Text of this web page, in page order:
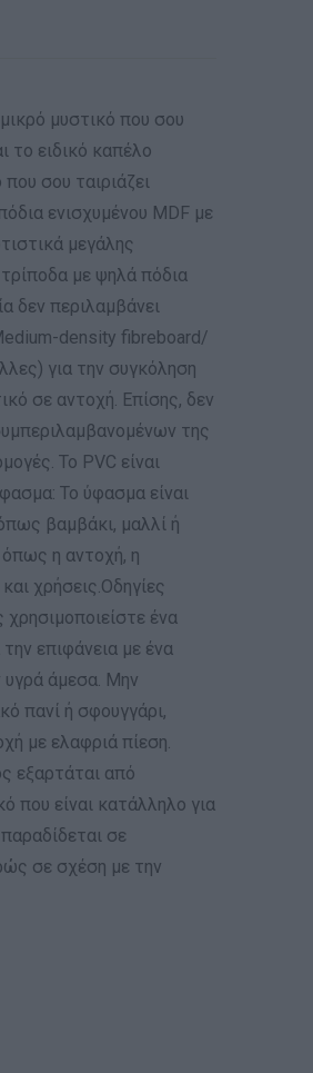
μυστικό που σου
το ειδικό καπέλο
σου ταιριάζει
ενισχυμένου MDF με
μεγάλης
με ψηλά πόδια
δεν περιλαμβάνει
density fibreboard/
για την συγκόληση
σε αντοχή. Επίσης, δεν
της
Το PVC είναι
Το ύφασμα είναι
βαμβάκι, μαλλί ή
όπως η αντοχή, η
χρήσεις.Οδηγίες
ένα
επιφάνεια με ένα
υγρά άμεσα. Μην
πανί ή σφουγγάρι,
με ελαφριά πίεση.
εξαρτάται από
που είναι κατάλληλο για
σε
σε σχέση με την